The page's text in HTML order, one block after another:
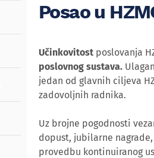
Posao u
Učinkovitost poslovanja
poslovnog sustava.
jedan od glavnih ciljeva
zadovoljnih radnika.
Uz brojne pogodnosti
dopust, jubilarne
provedbu kontinuiranog